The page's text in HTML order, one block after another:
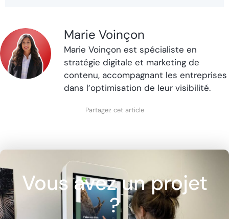
Marie Voinçon
Marie Voinçon est spécialiste en
stratégie digitale et marketing de
contenu, accompagnant les entreprises
dans l’optimisation de leur visibilité.
Partagez cet article
Vous avez un projet
?